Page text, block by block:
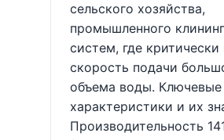
сельского хозяйства,
промышленного
систем, где критически
скорость подачи
объема воды. Ключевые
характеристики и их
Производительность